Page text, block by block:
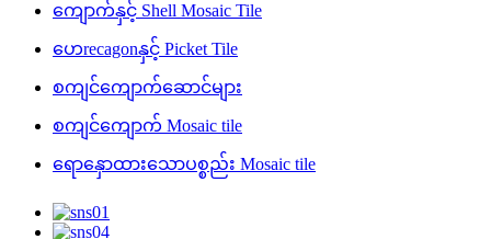
ကျောက်နှင့် Shell Mosaic Tile
ဟေrecagonနှင့် Picket Tile
စကျင်ကျောက်ဆောင်များ
စကျင်ကျောက် Mosaic tile
ရောနှောထားသောပစ္စည်း Mosaic tile